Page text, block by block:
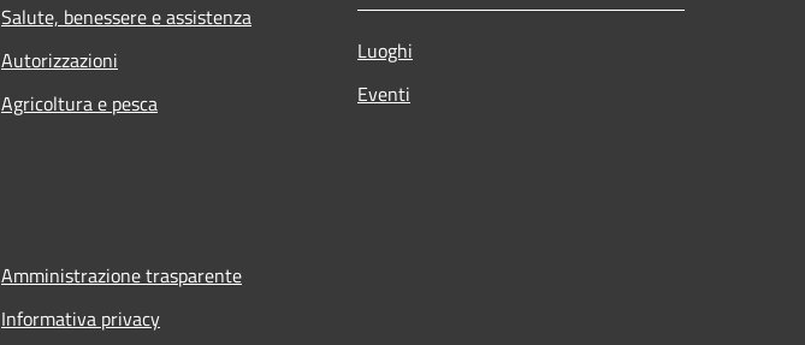
Salute, benessere e assistenza
Autorizzazioni
Agricoltura e pesca
Luoghi
Eventi
Amministrazione trasparente
Informativa privacy